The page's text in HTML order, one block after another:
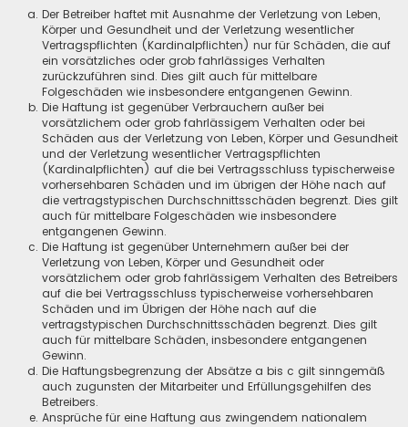
Der Betreiber haftet mit Ausnahme der Verletzung von Leben,
Körper und Gesundheit und der Verletzung wesentlicher
Vertragspflichten (Kardinalpflichten) nur für Schäden, die auf
ein vorsätzliches oder grob fahrlässiges Verhalten
zurückzuführen sind. Dies gilt auch für mittelbare
Folgeschäden wie insbesondere entgangenen Gewinn.
Die Haftung ist gegenüber Verbrauchern außer bei
vorsätzlichem oder grob fahrlässigem Verhalten oder bei
Schäden aus der Verletzung von Leben, Körper und Gesundheit
und der Verletzung wesentlicher Vertragspflichten
(Kardinalpflichten) auf die bei Vertragsschluss typischerweise
vorhersehbaren Schäden und im übrigen der Höhe nach auf
die vertragstypischen Durchschnittsschäden begrenzt. Dies gilt
auch für mittelbare Folgeschäden wie insbesondere
entgangenen Gewinn.
Die Haftung ist gegenüber Unternehmern außer bei der
Verletzung von Leben, Körper und Gesundheit oder
vorsätzlichem oder grob fahrlässigem Verhalten des Betreibers
auf die bei Vertragsschluss typischerweise vorhersehbaren
Schäden und im Übrigen der Höhe nach auf die
vertragstypischen Durchschnittsschäden begrenzt. Dies gilt
auch für mittelbare Schäden, insbesondere entgangenen
Gewinn.
Die Haftungsbegrenzung der Absätze a bis c gilt sinngemäß
auch zugunsten der Mitarbeiter und Erfüllungsgehilfen des
Betreibers.
Ansprüche für eine Haftung aus zwingendem nationalem